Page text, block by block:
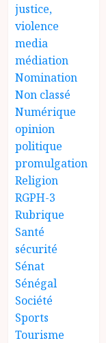
justice,
violence
media
médiation
Nomination
Non classé
Numérique
opinion
politique
promulgation
Religion
RGPH-3
Rubrique
Santé
sécurité
Sénat
Sénégal
Société
Sports
Tourisme